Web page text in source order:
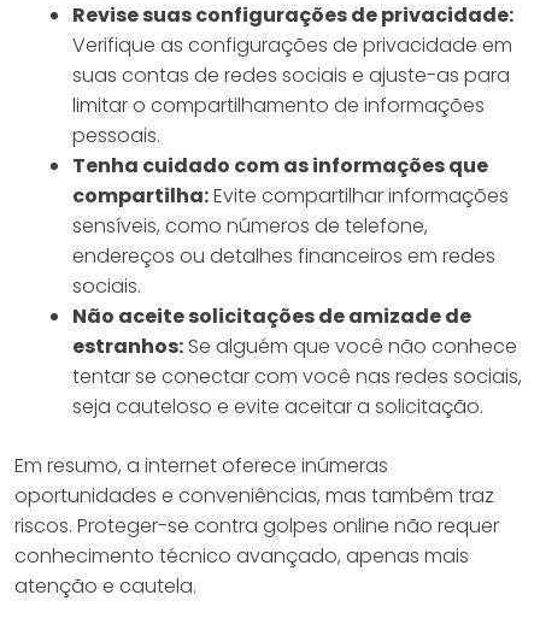
Revise suas configurações de privacidade:
Verifique as configurações de privacidade em
suas contas de redes sociais e ajuste-as para
limitar o compartilhamento de informações
pessoais.
Tenha cuidado com as informações que
compartilha:Evite compartilhar informações
sensíveis, como números de telefone,
endereços ou detalhes financeiros em redes
sociais.
Não aceite solicitações de amizade de
estranhos: Se alguém que você não conhece
tentar se conectar com você nas redes sociais,
seja cauteloso e evite aceitar a solicitação.
Em resumo, a internet oferece inúmeras
oportunidades e conveniências, mas também traz
riscos. Proteger-se contra golpes online não requer
conhecimento técnico avançado, apenas mais
atenção e cautela.